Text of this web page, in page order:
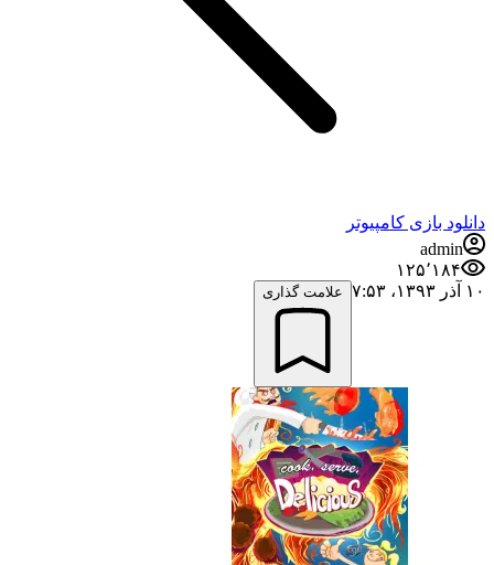
دانلود بازی کامپیوتر
admin
۱۲۵٬۱۸۴
۱۰ آذر ۱۳۹۳،‏ ۷:۵۳
علامت گذاری